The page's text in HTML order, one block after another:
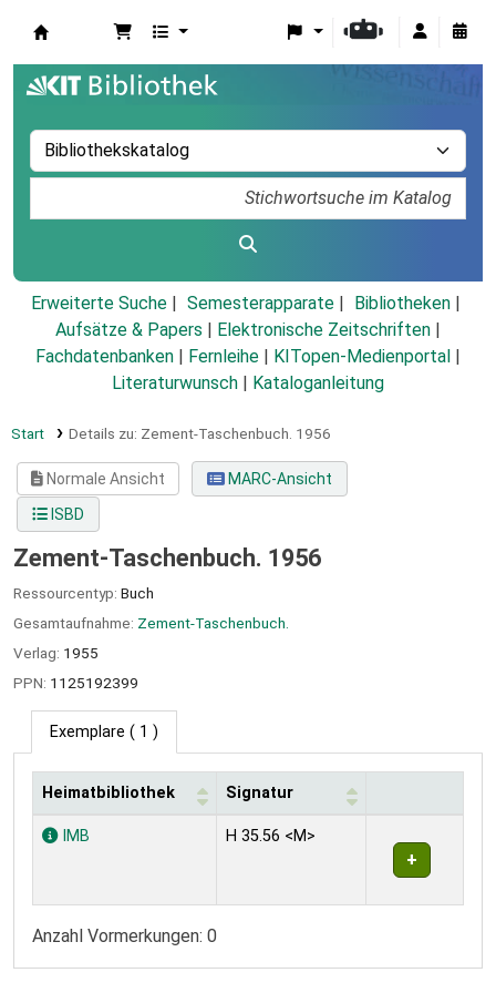
Erweiterte Suche Semesterapparate
Bibliotheken
Aufsätze & Papers
Elektronische Zeitschriften
Fachdatenbanken
Fernleihe KITopen-Medienportal
Literaturwunsch
Kataloganleitung
Start Details zu: Zement-Taschenbuch. 1956
Normale Ansicht
MARC-Ansicht
ISBD
Zement-Taschenbuch. 1956
Ressourcentyp: Buch
Gesamtaufnahme: Zement-Taschenbuch.
Verlag: 1955
PPN: 1125192399
Exemplare ( 1 )
Exemplare
Heimatbibliothek Signatur
IMB H 35.56 <M>
Anzahl Vormerkungen: 0